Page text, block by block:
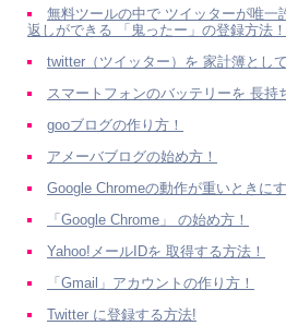
無料ツールの中で ツイッターが唯一
返しができる 「鬼ったー」の登録方法！
twitter（ツイッター）を 家計簿とし
スマートフォンのバッテリーを 長持
gooブログの作り方！
アメーバブログの始め方！
Google Chromeの動作が重いときにす
「Google Chrome」 の始め方！
Yahoo!メールIDを 取得する方法！
「Gmail」アカウントの作り方！
Twitter に登録する方法!